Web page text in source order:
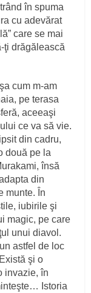
în spuma
cu adevărat
care se mai
ţi drăgălească
cum m-am
pe terasa
aceeaşi
ce va să vie.
din cadru,
două pe la
însă
din
munte. În
iubirile şi
magic, pe care
unui diavol.
astfel de loc
şi o
invazie, în
Istoria